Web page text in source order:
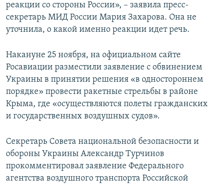
реакции со стороны России», – заявила пресс-
секретарь МИД России Мария Захарова. Она не
уточнила, о какой именно реакции идет речь.
Накануне 25 ноября, на официальном сайте
Росавиации разместили заявление с обвинением
Украины в принятии решения «в одностороннем
порядке» провести ракетные стрельбы в районе
Крыма, где «осуществляются полеты гражданских
и государственных воздушных судов».
Секретарь Совета национальной безопасности и
обороны Украины Александр Турчинов
прокомментировал заявление Федерального
агентства воздушного транспорта Российской